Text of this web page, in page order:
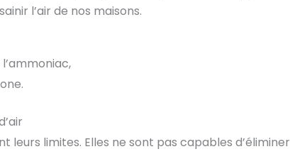
l’air de nos maisons.
leurs limites. Elles ne sont pas capables d’éliminer